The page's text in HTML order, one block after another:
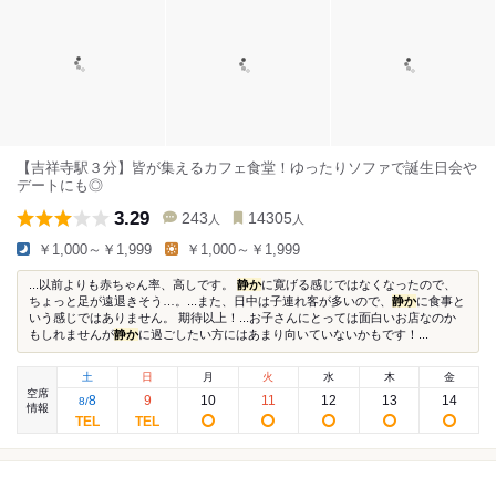
【吉祥寺駅３分】皆が集えるカフェ食堂！ゆったりソファで誕生日会や
デートにも◎
3.29 243 人 14305 人
￥1,000～￥1,999 ￥1,000～￥1,999
...以前よりも赤ちゃん率、高しです。 静かに寛げる感じではなくなったので、
ちょっと足が遠退きそう…。...また、日中は子連れ客が多いので、 静かに食事と
いう感じではありません。 期待以上！...お子さんにとっては面白いお店なのか
もしれませんが静かに過ごしたい方にはあまり向いていないかもです！...
空席
情報
土
8/8
日
9
月
10
火
11
水
12
木
13
金
14